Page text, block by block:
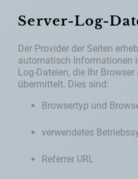
Server-Log-
Der Provider der Seiten
automatisch Informationen
Log-Dateien, die Ihr
übermittelt. Dies sind:
Browsertyp und
verwendetes
Referrer URL